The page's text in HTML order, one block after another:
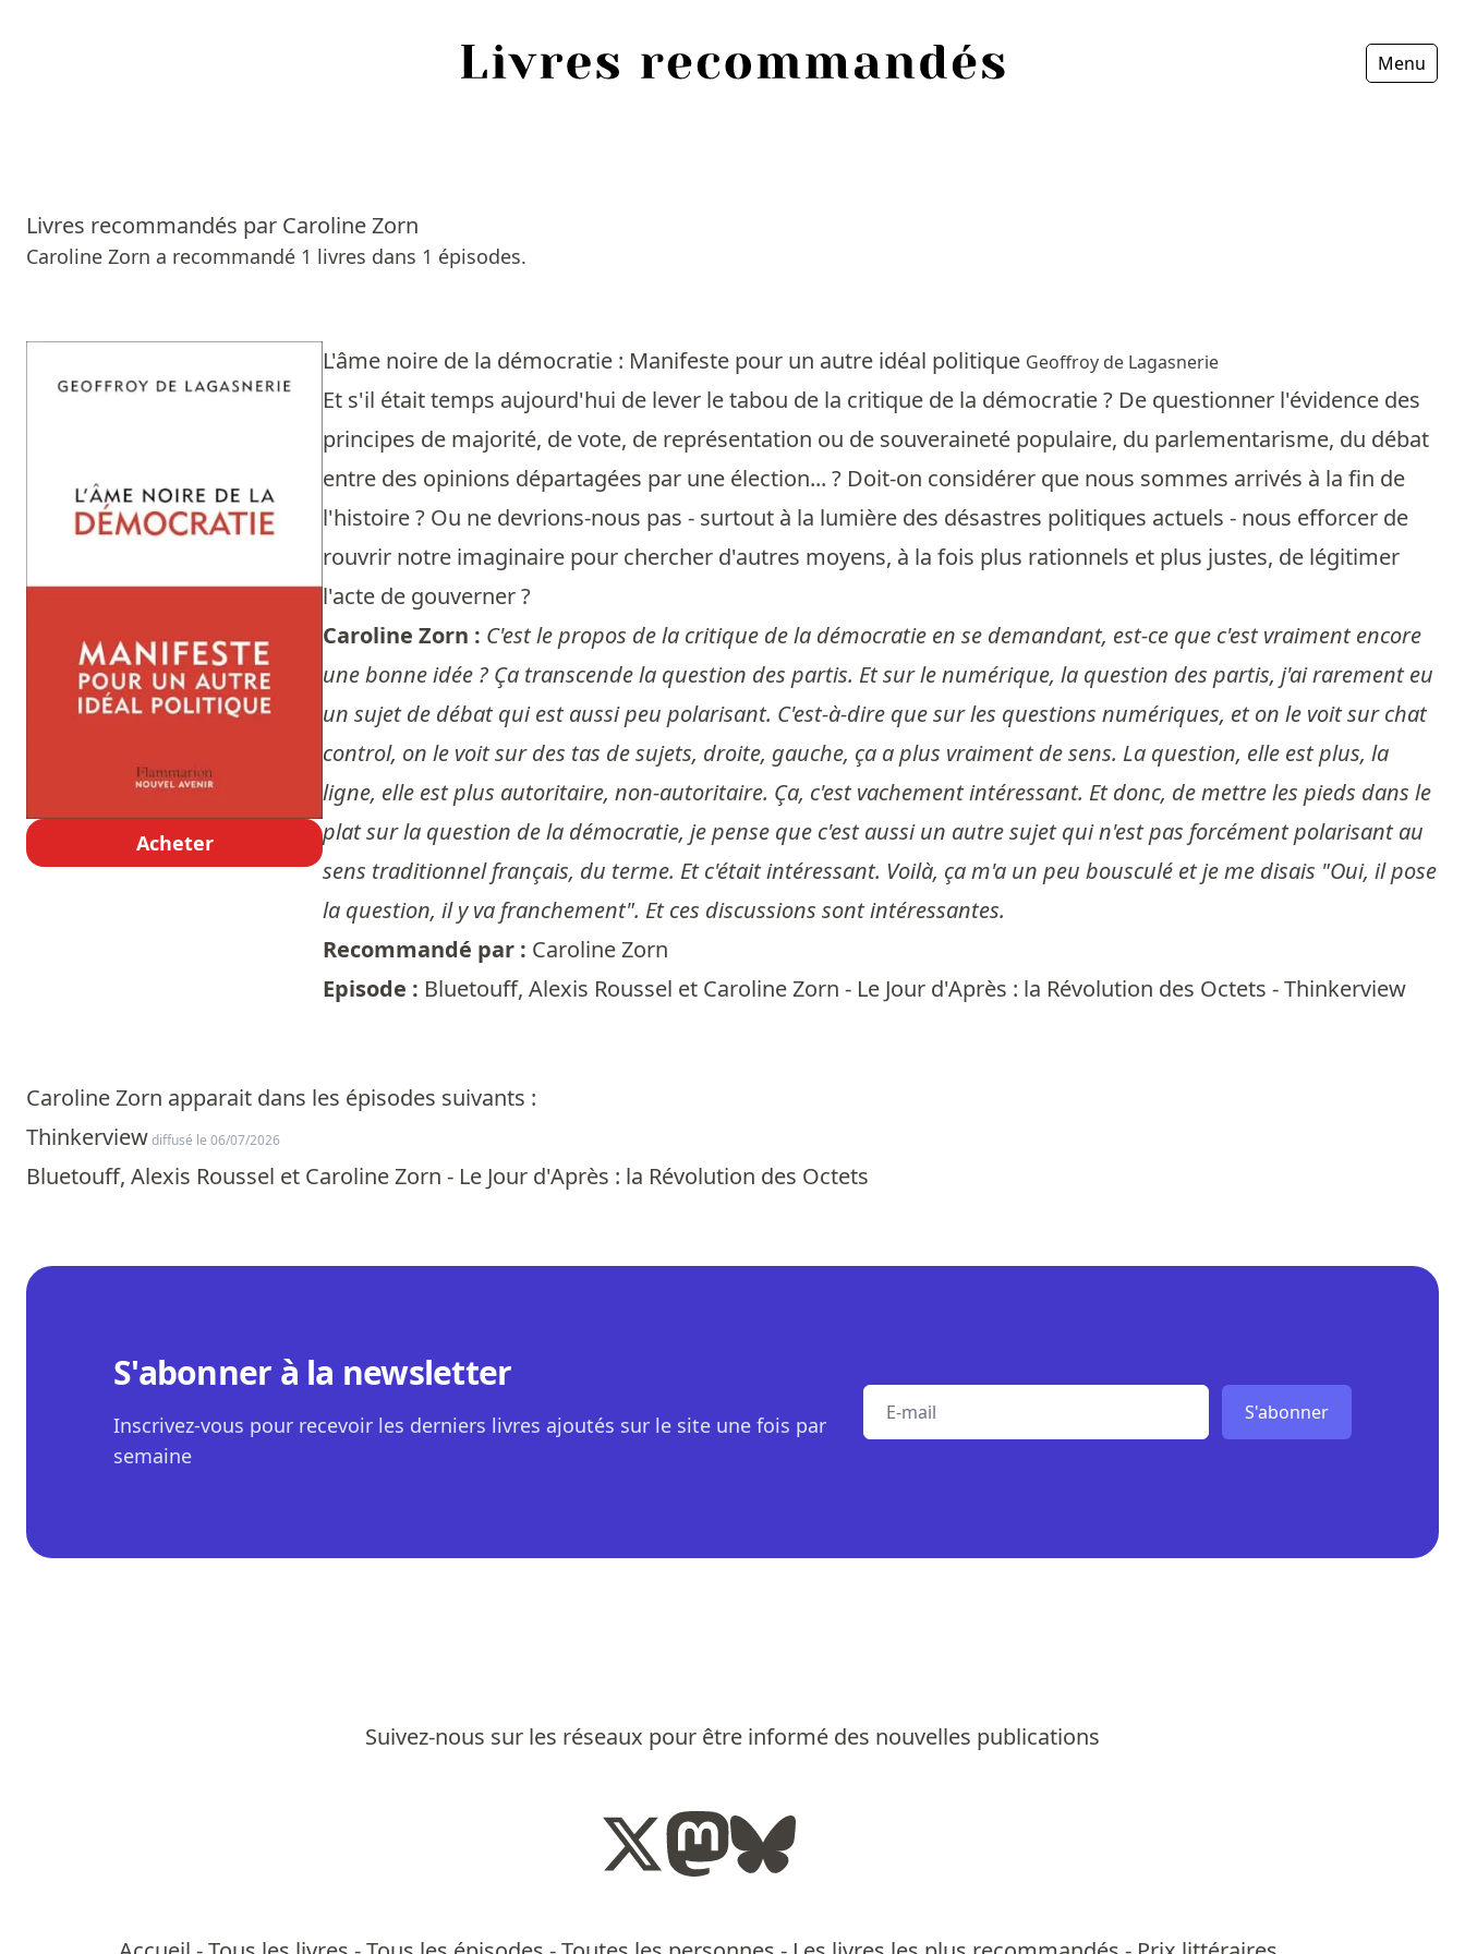
Menu
Livres recommandés par Caroline Zorn
Caroline Zorn a recommandé 1 livres dans 1 épisodes.
Acheter
L'âme noire de la démocratie : Manifeste pour un autre idéal politique Geoffroy de Lagasnerie
Et s'il était temps aujourd'hui de lever le tabou de la critique de la démocratie ? De questionner l'évidence des
principes de majorité, de vote, de représentation ou de souveraineté populaire, du parlementarisme, du débat
entre des opinions départagées par une élection... ? Doit-on considérer que nous sommes arrivés à la fin de
l'histoire ? Ou ne devrions-nous pas - surtout à la lumière des désastres politiques actuels - nous efforcer de
rouvrir notre imaginaire pour chercher d'autres moyens, à la fois plus rationnels et plus justes, de légitimer
l'acte de gouverner ?
Caroline Zorn : C'est le propos de la critique de la démocratie en se demandant, est-ce que c'est vraiment encore
une bonne idée ? Ça transcende la question des partis. Et sur le numérique, la question des partis, j'ai rarement eu
un sujet de débat qui est aussi peu polarisant. C'est-à-dire que sur les questions numériques, et on le voit sur chat
control, on le voit sur des tas de sujets, droite, gauche, ça a plus vraiment de sens. La question, elle est plus, la
ligne, elle est plus autoritaire, non-autoritaire. Ça, c'est vachement intéressant. Et donc, de mettre les pieds dans le
plat sur la question de la démocratie, je pense que c'est aussi un autre sujet qui n'est pas forcément polarisant au
sens traditionnel français, du terme. Et c'était intéressant. Voilà, ça m'a un peu bousculé et je me disais "Oui, il pose
la question, il y va franchement". Et ces discussions sont intéressantes.
Recommandé par : Caroline Zorn
Episode : Bluetouff, Alexis Roussel et Caroline Zorn - Le Jour d'Après : la Révolution des Octets - Thinkerview
Caroline Zorn apparait dans les épisodes suivants :
Thinkerviewdiffusé le 06/07/2026
Bluetouff, Alexis Roussel et Caroline Zorn - Le Jour d'Après : la Révolution des Octets
S'abonner à la newsletter
Inscrivez-vous pour recevoir les derniers livres ajoutés sur le site une fois par
semaine
E-mail S'abonner
Sources
Livres les plus recommandés
Suivez-nous sur les réseaux pour être informé des nouvelles publications